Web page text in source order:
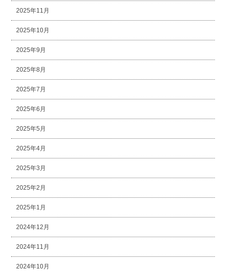
2025年11月
2025年10月
2025年9月
2025年8月
2025年7月
2025年6月
2025年5月
2025年4月
2025年3月
2025年2月
2025年1月
2024年12月
2024年11月
2024年10月